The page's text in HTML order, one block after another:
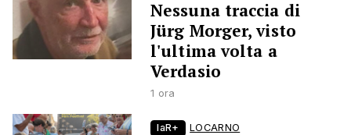
Nessuna traccia di
Jürg Morger, visto
l'ultima volta a
Verdasio
1 ora
laR+ LOCARNO